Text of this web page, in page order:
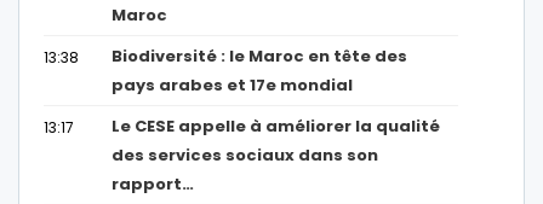
Maroc
13:38
Biodiversité : le Maroc en tête des
pays arabes et 17e mondial
13:17
Le CESE appelle à améliorer la qualité
des services sociaux dans son
rapport…